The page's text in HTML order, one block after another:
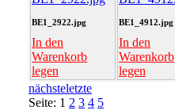
BE1_2922.jpg
In den
Warenkorb
legen
BE1_4912.jpg
In den
Warenkorb
legen
nächsteletzte
Seite: 1 2 3 4 5